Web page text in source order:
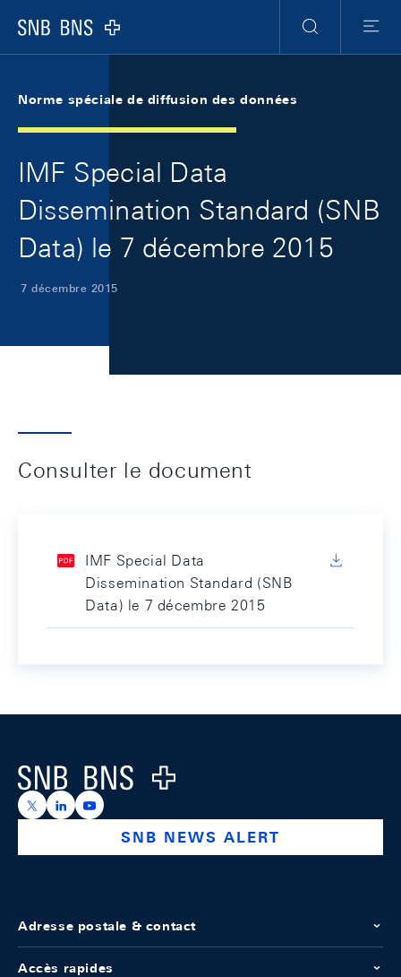
Logo
RechercheMenu
Norme spéciale de diffusion des données
IMF Special Data
Dissemination Standard (SNB
Data) le 7 décembre 2015
7 décembre 2015
Consulter le document
IMF Special Data
Dissemination Standard (SNB
Data) le 7 décembre 2015
Logo
https://x.com/snb_bns
https://ch.linkedin.com/company/swiss-national-
https://www.youtube.com/@swissnationalbank
SNB NEWS ALERT
Adresse postale & contact
Accès rapides